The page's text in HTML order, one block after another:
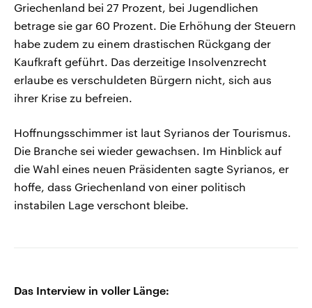
Griechenland bei 27 Prozent, bei Jugendlichen
betrage sie gar 60 Prozent. Die Erhöhung der Steuern
habe zudem zu einem drastischen Rückgang der
Kaufkraft geführt. Das derzeitige Insolvenzrecht
erlaube es verschuldeten Bürgern nicht, sich aus
ihrer Krise zu befreien.
Hoffnungsschimmer ist laut Syrianos der Tourismus.
Die Branche sei wieder gewachsen. Im Hinblick auf
die Wahl eines neuen Präsidenten sagte Syrianos, er
hoffe, dass Griechenland von einer politisch
instabilen Lage verschont bleibe.
Das Interview in voller Länge: